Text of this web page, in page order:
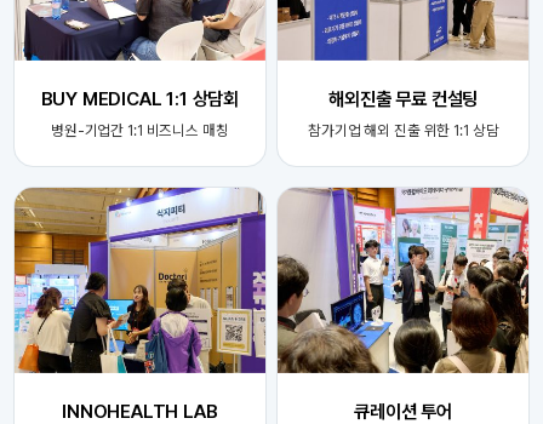
BUY MEDICAL 1:1 상담회
병원-기업간 1:1 비즈니스 매칭
해외진출 무료 컨설팅
참가기업 해외 진출 위한 1:1 상담
INNOHEALTH LAB 큐레이션 투어